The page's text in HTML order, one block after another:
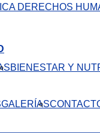
DERECHOS
BIENESTAR Y
GALERÍAS